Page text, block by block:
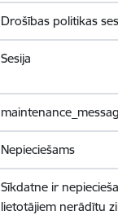
Drošības politikas
Sesija
Nepieciešams
Sīkdatne ir
lietotājiem nerādītu